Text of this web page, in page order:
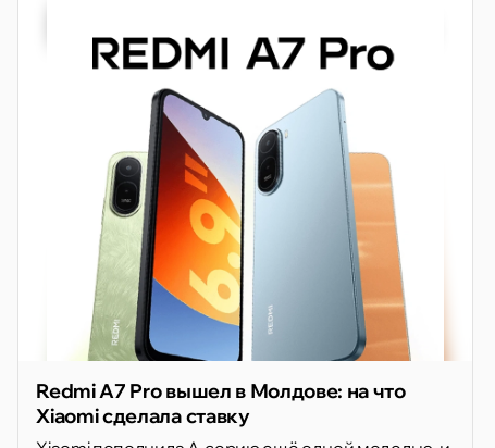
Redmi A7 Pro вышел в Молдове: на что
Xiaomi сделала ставку